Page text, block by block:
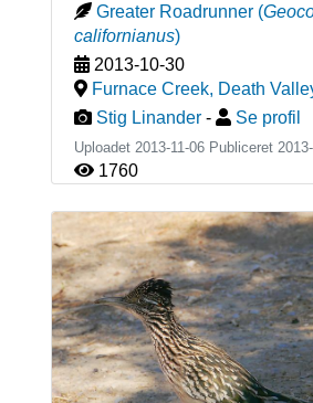
Greater Roadrunner (
californianus)
2013-10-30
Furnace Creek, Death
Stig Linander - Se profil
Uploadet 2013-11-06 Publiceret
1760